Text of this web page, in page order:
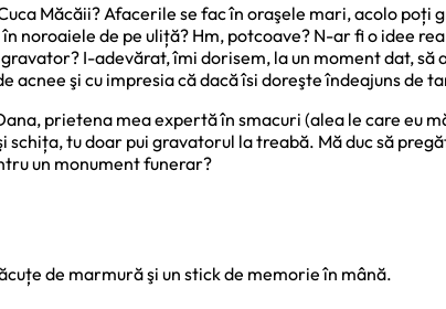
Măcăii? Afacerile se fac în oraşele mari, acolo
noroaiele de pe uliță? Hm, potcoave? N-ar fi o idee
I-adevărat, îmi dorisem, la un moment dat,
acnee şi cu impresia că dacă îsi doreşte îndeajuns de
prietena mea expertă în smacuri (alea le care eu
schița, tu doar pui gravatorul la treabă. Mă duc să
un monument funerar?
de marmură şi un stick de memorie în mână.